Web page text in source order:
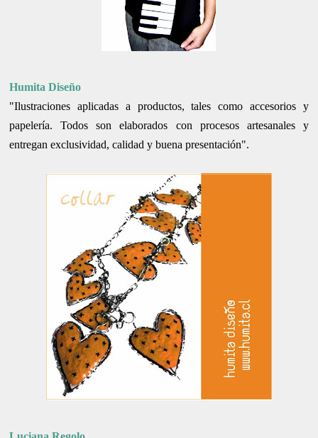
Humita Diseño
"Ilustraciones aplicadas a productos, tales como accesorios y
papelería. Todos son elaborados con procesos artesanales y
entregan exclusividad, calidad y buena presentación".